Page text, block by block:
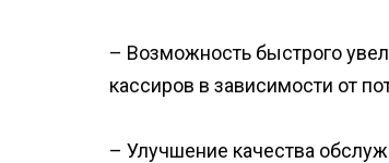
– Возможность быстрого
кассиров в зависимости от
– Улучшение качества